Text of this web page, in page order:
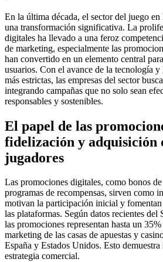
En la última década, el sector del juego
una transformación significativa. La
digitales ha llevado a una feroz
de marketing, especialmente las
han convertido en un elemento central
usuarios. Con el avance de la tecnología y
más estrictas, las empresas del sector
integrando campañas que no solo sean
responsables y sostenibles.
El papel de las
fidelización y adquisición
jugadores
Las promociones digitales, como bonos
programas de recompensas, sirven como
motivan la participación inicial y
las plataformas. Según datos recientes del
las promociones representan hasta un
marketing de las casas de apuestas y
España y Estados Unidos. Esto
estrategia comercial.